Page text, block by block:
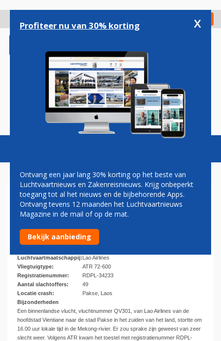
gaan
Check in
Magazine Podcasts Vacatures
LAO AIRLINES: ATR 72-600
16 oktober 2013 - 10:15
Luchtvaartmaatschappij:Lao Airlines
Vliegtuigtype:
ATR 72-600
Registratienummer:
RDPL-34233
Aantal slachtoffers:
49
Locatie crash:
Pakse, Laos
Bijzonderheden
Een binnenlandse vlucht, vluchtnummer QV301, van Lao Airlines van de
hoofdstad Vientiane naar de stad Pakse in het zuiden van het land, stortte om
16.00 uur lokale tijd in de Mekong-rivier. Er zou sprake zijn geweest van zeer
slecht weer. Volgens ATR kwam het toestel met registratienummer RDPL-
Profiteer nu van 30% korting x
Ontvang een jaar lang 30% korting op het beste van
Luchtvaartnieuws en Zakenreisnieuws. Krijg onbeperkt
toegang tot al het nieuws en de bijbehorende Apps.
Ontvang tevens 12 maanden het Luchtvaartnieuws
Magazine in de mail of op de mat.
Bekijk aanbieding